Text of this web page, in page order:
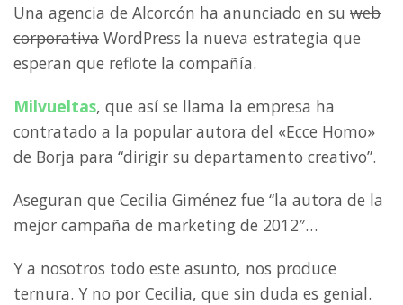
Una agencia de Alcorcón ha anunciado en su web
corporativa WordPress la nueva estrategia que
esperan que reflote la compañía.
Milvueltas, que así se llama la empresa ha
contratado a la popular autora del «Ecce Homo»
de Borja para “dirigir su departamento creativo”.
Aseguran que Cecilia Giménez fue “la autora de la
mejor campaña de marketing de 2012″…
Y a nosotros todo este asunto, nos produce
ternura. Y no por Cecilia, que sin duda es genial.